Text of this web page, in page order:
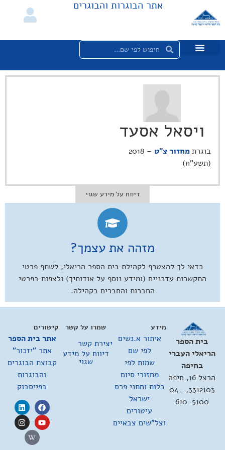
אתר הבוגרות והבוגרים
ויסאל אסעד
בוגרתמחזור צ"ט
– 2018
(תשע"ח)
דיווח על מידע שגוי
מזהה את עצמך?
כדאי לך להצטרף לקהילת בית הספר הריאלי, לשתף פרטי
התקשרות עדכניים (ומידע נוסף על אודותיך) ולצפות בפרטי
החברות והחברים בקהילה.
בית הספר
הריאלי העברי
בחיפה
הרצל 16, חיפה
3312103, 04-
610-5100
מידע
איתור א.נשים
לפי שם
שמות לפי
מחזורי סיום
כלות וחתני פרס
ישראל
עיטורים
וצל"שים צבאיים
קישורים
אתר בית הספר
אתר "יזכור"
קבוצת הבוגרים
והבוגרות
בפייסבוק
שמרו על קשר
יצירת קשר
דיווח על מידע
שגוי